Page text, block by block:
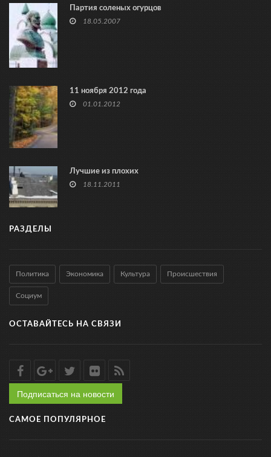
Партия соленых огурцов
18.05.2007
11 ноября 2012 года
01.01.2012
Лучшие из плохих
18.11.2011
РАЗДЕЛЫ
Политика Экономика Культура Происшествия
Социум
ОСТАВАЙТЕСЬ НА СВЯЗИ
Подписаться на новости
САМОЕ ПОПУЛЯРНОЕ